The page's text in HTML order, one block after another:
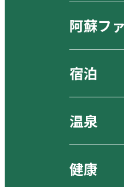
阿蘇フ
宿泊
温泉
健康